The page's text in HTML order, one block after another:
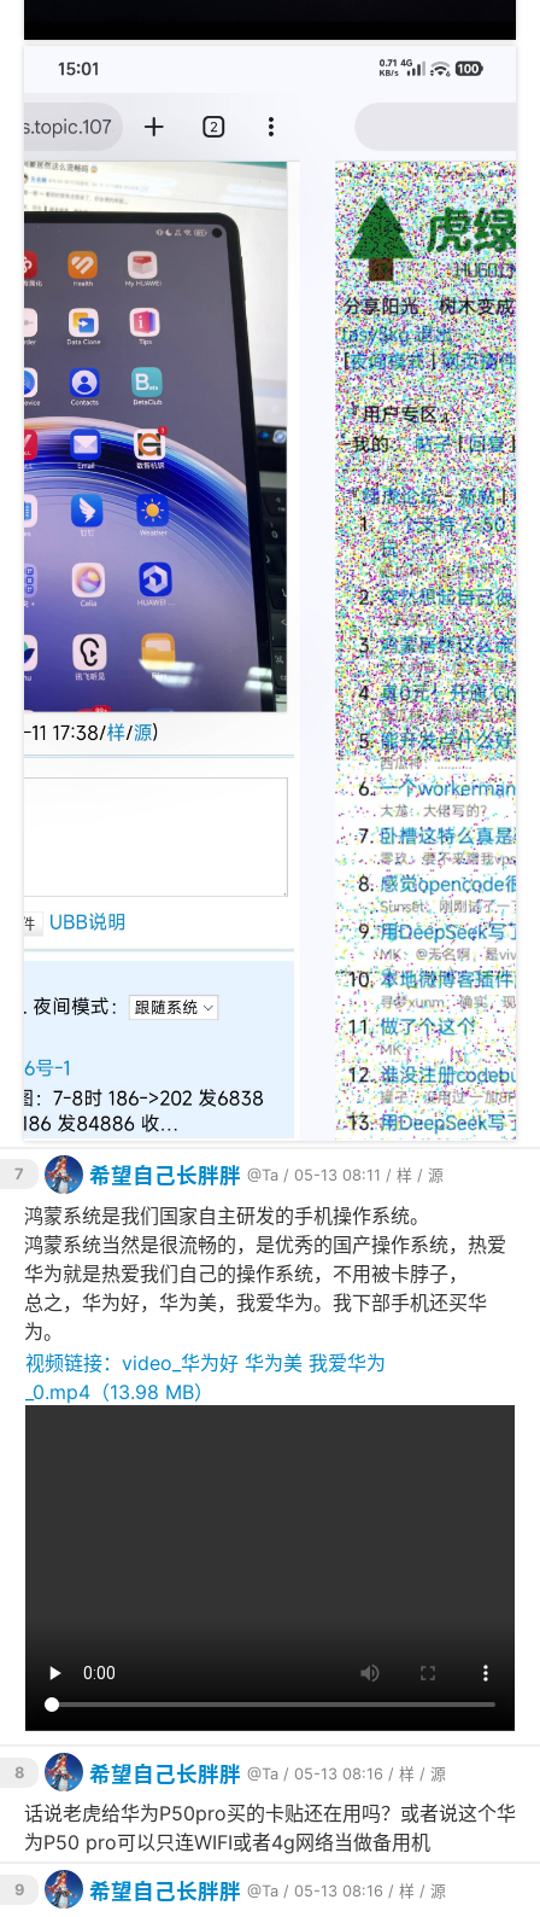
7 希望自己长胖胖 @Ta / 05-13 08:11 / 样 / 源
鸿蒙系统是我们国家自主研发的手机操作系统。
鸿蒙系统当然是很流畅的，是优秀的国产操作系统，热爱
华为就是热爱我们自己的操作系统，不用被卡脖子，
总之，华为好，华为美，我爱华为。我下部手机还买华
为。
视频链接：video_华为好 华为美 我爱华为
_0.mp4（13.98 MB）
8 希望自己长胖胖 @Ta / 05-13 08:16 / 样 / 源
话说老虎给华为P50pro买的卡贴还在用吗？或者说这个华
为P50 pro可以只连WIFI或者4g网络当做备用机
9 希望自己长胖胖 @Ta / 05-13 08:16 / 样 / 源